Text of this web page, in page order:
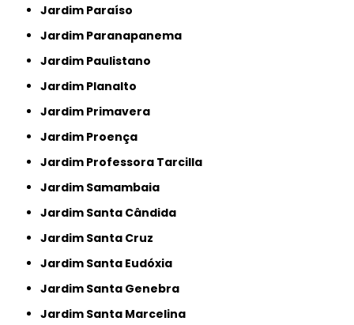
Jardim Paraíso
Jardim Paranapanema
Jardim Paulistano
Jardim Planalto
Jardim Primavera
Jardim Proença
Jardim Professora Tarcilla
Jardim Samambaia
Jardim Santa Cândida
Jardim Santa Cruz
Jardim Santa Eudóxia
Jardim Santa Genebra
Jardim Santa Marcelina